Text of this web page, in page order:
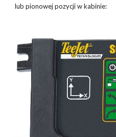
lub pionowej pozycji w kabinie: